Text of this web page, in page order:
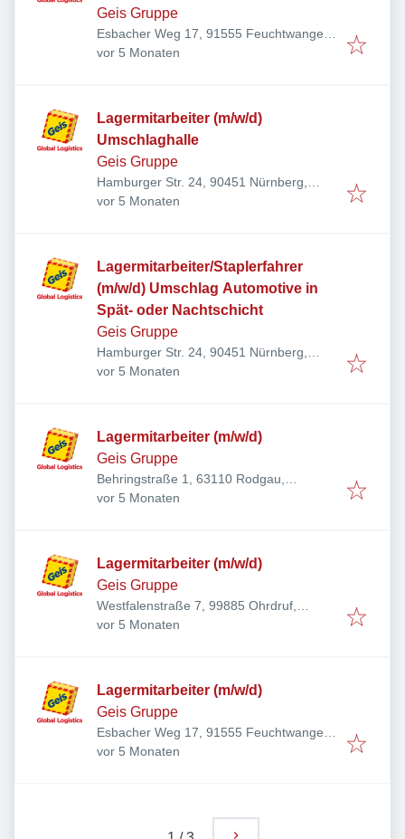
Geis Gruppe
Esbacher Weg 17, 91555 Feuchtwangen,
Deutschland
Veröffentlicht:
vor 5 Monaten
Lagermitarbeiter (m/w/d)
Umschlaghalle
Geis Gruppe
Hamburger Str. 24, 90451 Nürnberg,
Deutschland
Veröffentlicht:
vor 5 Monaten
Lagermitarbeiter/Staplerfahrer
(m/w/d) Umschlag Automotive in
Spät- oder Nachtschicht
Geis Gruppe
Hamburger Str. 24, 90451 Nürnberg,
Deutschland
Veröffentlicht:
vor 5 Monaten
Lagermitarbeiter (m/w/d)
Geis Gruppe
Behringstraße 1, 63110 Rodgau,
Deutschland
Veröffentlicht:
vor 5 Monaten
Lagermitarbeiter (m/w/d)
Geis Gruppe
Westfalenstraße 7, 99885 Ohrdruf,
Deutschland
Veröffentlicht:
vor 5 Monaten
Lagermitarbeiter (m/w/d)
Geis Gruppe
Esbacher Weg 17, 91555 Feuchtwangen,
Deutschland
Veröffentlicht:
vor 5 Monaten